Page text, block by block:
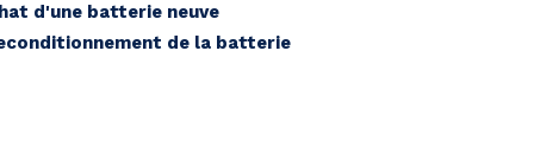
d'une batterie neuve
de la batterie